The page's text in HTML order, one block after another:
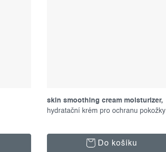
skin smoothing cream moisturizer,
150 ml
hydratační krém pro ochranu pokožky
Do košíku